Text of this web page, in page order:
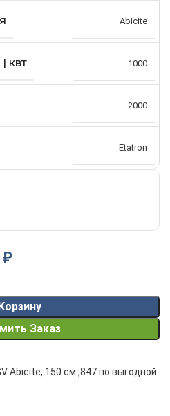
Abicite
КВТ 1000
2000
Etatron
₽
Заказ
Abicite, 150 см ,847 по выгодной